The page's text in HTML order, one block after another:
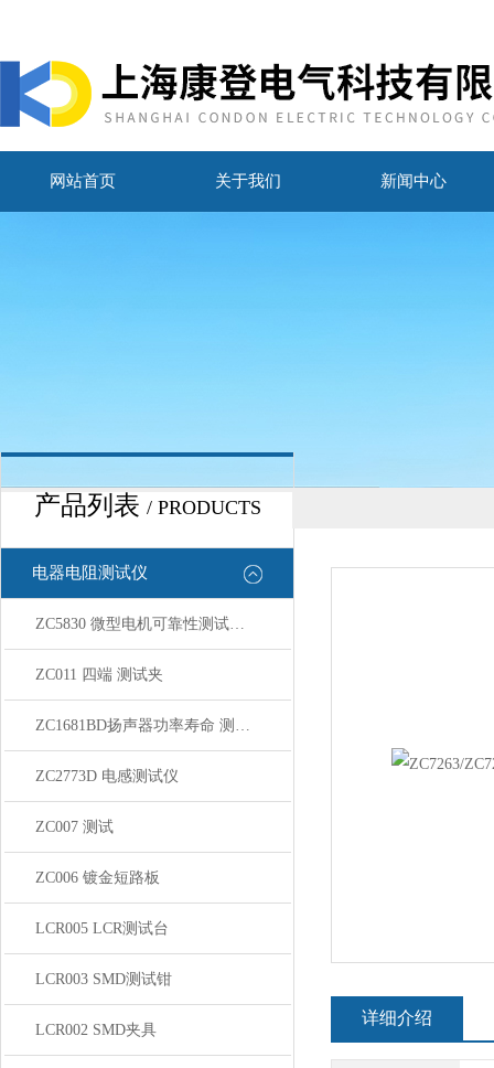
网站首页 关于我们 新闻中心
产品列表 / PRODUCTS
电器电阻测试仪
ZC5830 微型电机可靠性测试系统
ZC011 四端 测试夹
ZC1681BD扬声器功率寿命 测试系统
ZC2773D 电感测试仪
ZC007 测试
ZC006 镀金短路板
LCR005 LCR测试台
LCR003 SMD测试钳
LCR002 SMD夹具
详细介绍